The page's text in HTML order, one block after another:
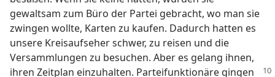
gewaltsam zum Büro der Partei gebracht, wo man sie
zwingen wollte, Karten zu kaufen. Dadurch hatten es
unsere Kreisaufseher schwer, zu reisen und die
Versammlungen zu besuchen. Aber es gelang ihnen,
ihren Zeitplan einzuhalten. Parteifunktionäre gingen